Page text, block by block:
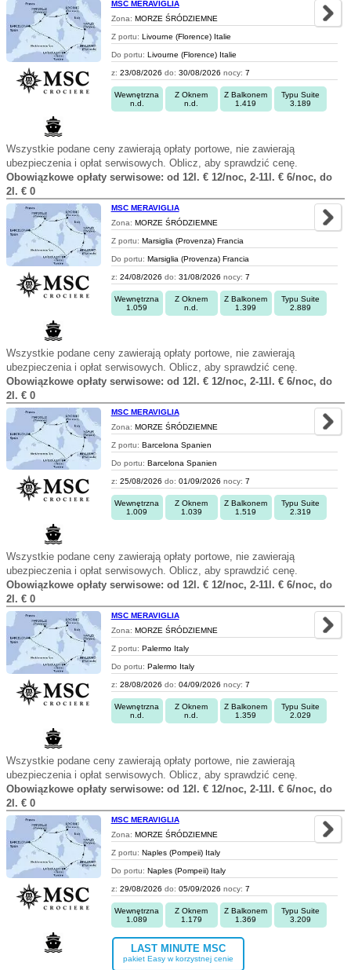
MSC MERAVIGLIA
Zona: MORZE ŚRÓDZIEMNE
Z portu: Livourne (Florence) Italie
Do portu: Livourne (Florence) Italie
z: 23/08/2026 do: 30/08/2026 nocy: 7
Wewnętrzna
n.d.
Z Oknem
n.d.
Z Balkonem
1.419
Typu Suite
3.189
Wszystkie podane ceny zawierają opłaty portowe, nie zawierają
ubezpieczenia i opłat serwisowych. Oblicz, aby sprawdzić cenę.
Obowiązkowe opłaty serwisowe: od 12l. € 12/noc, 2-11l. € 6/noc, do
2l. € 0
MSC MERAVIGLIA
Zona: MORZE ŚRÓDZIEMNE
Z portu: Marsiglia (Provenza) Francia
Do portu: Marsiglia (Provenza) Francia
z: 24/08/2026 do: 31/08/2026 nocy: 7
Wewnętrzna
1.059
Z Oknem
n.d.
Z Balkonem
1.399
Typu Suite
2.889
Wszystkie podane ceny zawierają opłaty portowe, nie zawierają
ubezpieczenia i opłat serwisowych. Oblicz, aby sprawdzić cenę.
Obowiązkowe opłaty serwisowe: od 12l. € 12/noc, 2-11l. € 6/noc, do
2l. € 0
MSC MERAVIGLIA
Zona: MORZE ŚRÓDZIEMNE
Z portu: Barcelona Spanien
Do portu: Barcelona Spanien
z: 25/08/2026 do: 01/09/2026 nocy: 7
Wewnętrzna
1.009
Z Oknem
1.039
Z Balkonem
1.519
Typu Suite
2.319
Wszystkie podane ceny zawierają opłaty portowe, nie zawierają
ubezpieczenia i opłat serwisowych. Oblicz, aby sprawdzić cenę.
Obowiązkowe opłaty serwisowe: od 12l. € 12/noc, 2-11l. € 6/noc, do
2l. € 0
MSC MERAVIGLIA
Zona: MORZE ŚRÓDZIEMNE
Z portu: Palermo Italy
Do portu: Palermo Italy
z: 28/08/2026 do: 04/09/2026 nocy: 7
Wewnętrzna
n.d.
Z Oknem
n.d.
Z Balkonem
1.359
Typu Suite
2.029
Wszystkie podane ceny zawierają opłaty portowe, nie zawierają
ubezpieczenia i opłat serwisowych. Oblicz, aby sprawdzić cenę.
Obowiązkowe opłaty serwisowe: od 12l. € 12/noc, 2-11l. € 6/noc, do
2l. € 0
MSC MERAVIGLIA
Zona: MORZE ŚRÓDZIEMNE
Z portu: Naples (Pompeii) Italy
Do portu: Naples (Pompeii) Italy
z: 29/08/2026 do: 05/09/2026 nocy: 7
Wewnętrzna
1.089
Z Oknem
1.179
Z Balkonem
1.369
Typu Suite
3.209
LAST MINUTE MSC
pakiet Easy w korzystnej cenie